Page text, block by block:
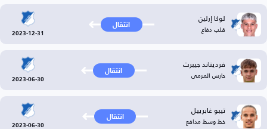
لوكا إرلين
قلب دفاع انتقال
2023-12-31
فرديناند جيبرت
حارس المرمى انتقال
2023-06-30
تيبو غابرييل
خط وسط مدافع انتقال
2023-06-30